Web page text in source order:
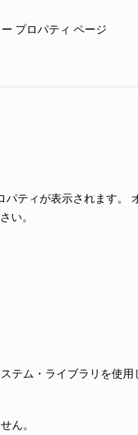
プロパティ ページ
パティが表示されます。
い。
テム・ライブラリを使用
ん。